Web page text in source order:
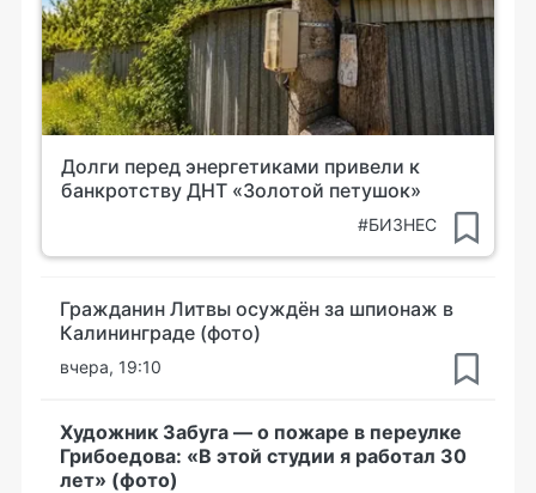
Долги перед энергетиками привели к
банкротству ДНТ «Золотой петушок»
#БИЗНЕС
Гражданин Литвы осуждён за шпионаж в
Калининграде (фото)
вчера, 19:10
Художник Забуга — о пожаре в переулке
Грибоедова: «В этой студии я работал 30
лет» (фото)